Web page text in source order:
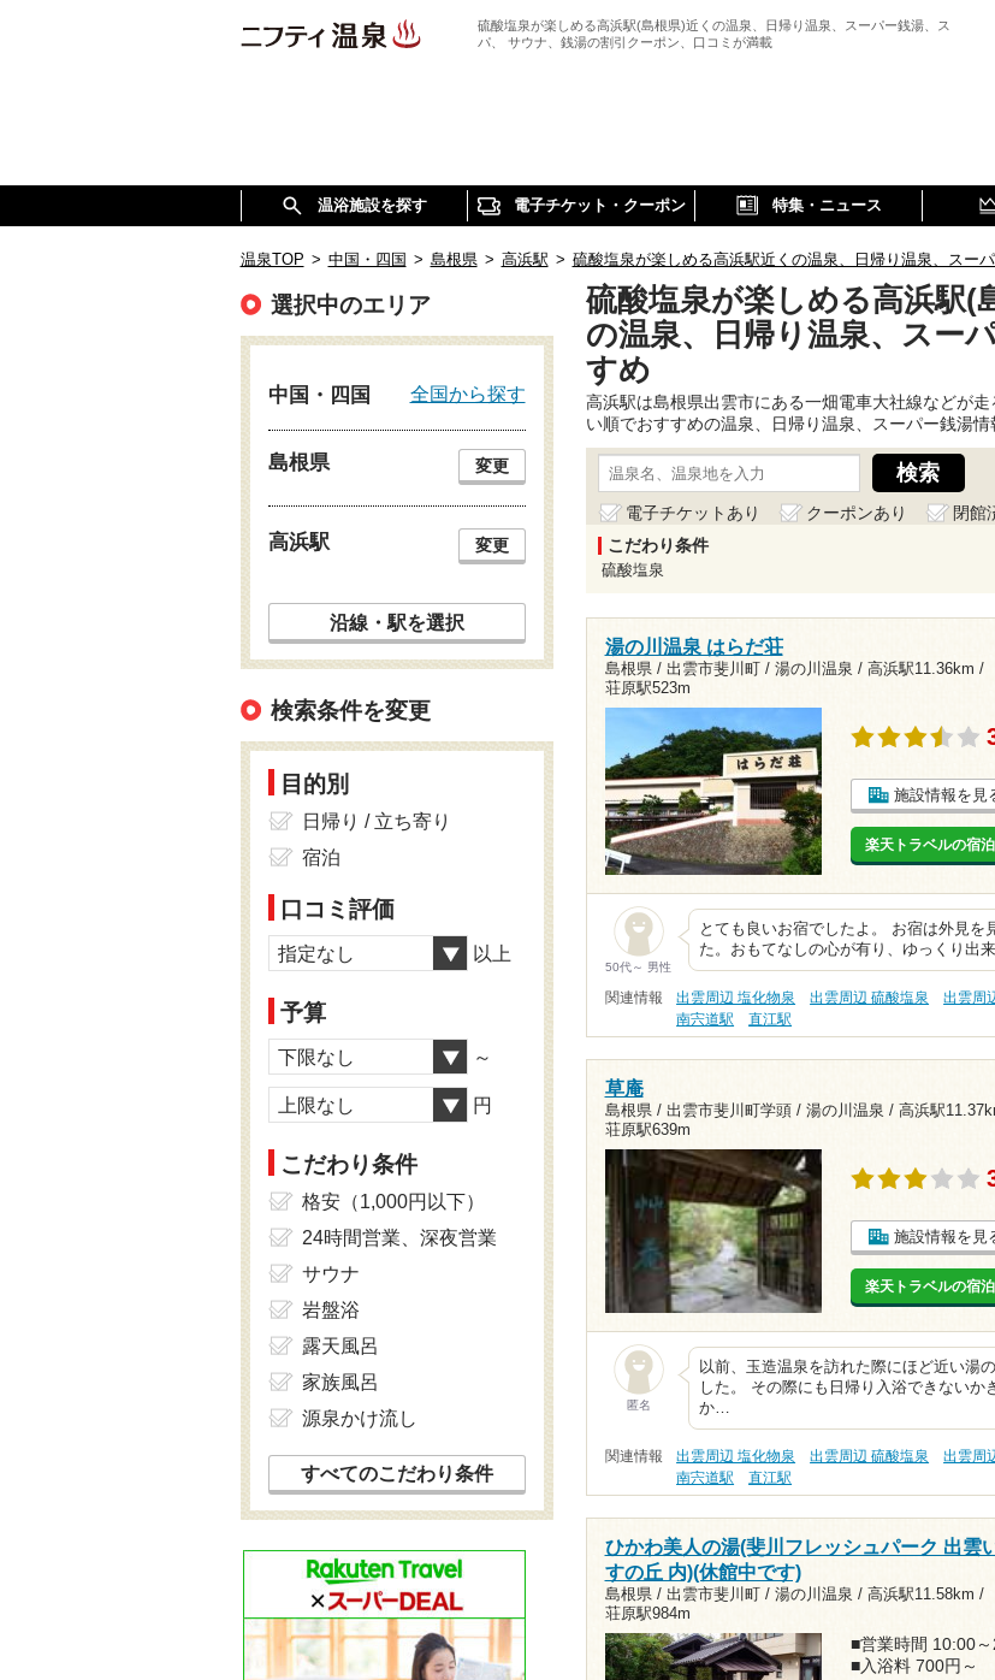
硫酸塩泉が楽しめる高浜駅(島根県)近くの温泉、日帰り温泉、スーパー銭湯、ス
パ、 サウナ、銭湯の割引クーポン、口コミが満載
温浴施設を探す 電子チケット・クーポン 特集・ニュース
温泉TOP > 中国・四国 > 島根県 > 高浜駅 > 硫酸塩泉が楽しめる高浜駅近くの温泉、日帰り温泉、スー
硫酸塩泉が楽しめる高浜駅(
の温泉、日帰り温泉、スー
すめ
高浜駅は島根県出雲市にある一畑電車大社線などが
い順でおすすめの温泉、日帰り温泉、スーパー銭湯情
電子チケットあり クーポンあり
閉館
こだわり条件
硫酸塩泉
湯の川温泉 はらだ荘
島根県 / 出雲市斐川町 / 湯の川温泉 / 高浜駅11.36km /
荘原駅523m
施設情報を見
楽天トラベルの宿
50代～ 男性
とても良いお宿でしたよ。 お宿は外見を
た。おもてなしの心が有り、ゆっくり出
関連情報 出雲周辺 塩化物泉 出雲周辺 硫酸塩泉 出雲周
南宍道駅
直江駅
草庵
島根県 / 出雲市斐川町学頭 / 湯の川温泉 / 高浜駅
荘原駅639m
施設情報を見
楽天トラベルの宿
匿名
以前、玉造温泉を訪れた際にほど近い湯
した。 その際にも日帰り入浴できない
か…
関連情報 出雲周辺 塩化物泉 出雲周辺 硫酸塩泉 出雲周
南宍道駅
直江駅
ひかわ美人の湯(斐川フレッシュパーク 出雲
すの丘 内)(休館中です)
島根県 / 出雲市斐川町 / 湯の川温泉 / 高浜駅11.58km /
荘原駅984m
■営業時間 10:00
■入浴料 700円～
選択中のエリア
中国・四国 全国から探す
島根県 変更
高浜駅 変更
沿線・駅を選択
検索条件を変更
目的別
日帰り / 立ち寄り
宿泊
口コミ評価
指定なし 以上
予算
下限なし ～
上限なし 円
こだわり条件
格安（1,000円以下）
24時間営業、深夜営業
サウナ
岩盤浴
露天風呂
家族風呂
源泉かけ流し
すべてのこだわり条件